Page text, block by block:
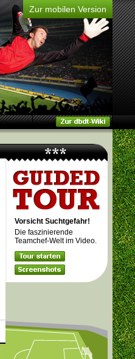
Zur mobilen Version
Vorsicht Suchtgefahr!
Die faszinierende
Teamchef-Welt im Video.